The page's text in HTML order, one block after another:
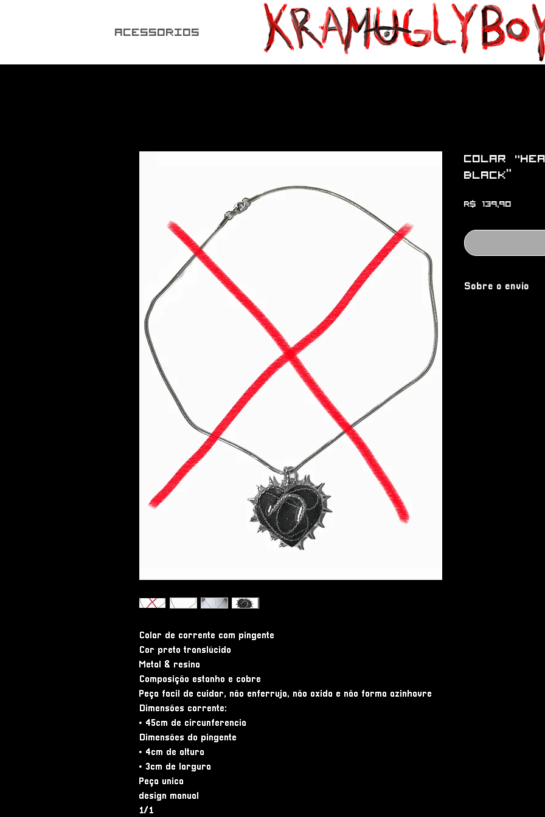
ACESSORIOS
Colar de corrente com pingente
Cor preto translúcido
Metal & resina
Composição estanho e cobre
Peça facil de cuidar, não enferruja, não oxida e não forma azinhavre
Dimensões corrente:
• 45cm de circunferencia
Dimensões do pingente
• 4cm de altura
• 3cm de largura
Peça unica
design manual
1/1
Colar
Black”
R$ 139,90Preço
Sobre o envio